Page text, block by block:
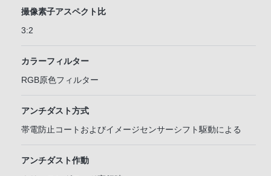
撮像素子アスペクト比
3:2
カラーフィルター
RGB原色フィルター
アンチダスト方式
帯電防止コートおよびイメージセンサーシフト駆動による
アンチダスト作動